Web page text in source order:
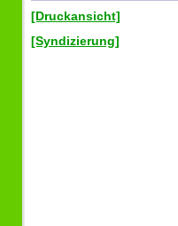
[Druckansicht]
[Syndizierung]